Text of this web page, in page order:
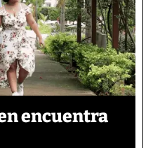
encuentra